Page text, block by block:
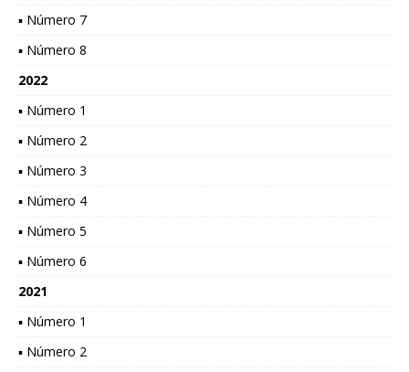
▪ Número 7
▪ Número 8
2022
▪ Número 1
▪ Número 2
▪ Número 3
▪ Número 4
▪ Número 5
▪ Número 6
2021
▪ Número 1
▪ Número 2